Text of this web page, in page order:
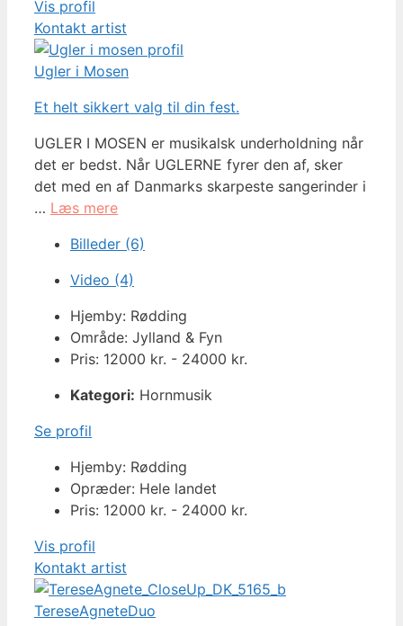
Vis profil
Kontakt artist
Ugler i Mosen
Et helt sikkert valg til din fest.
UGLER I MOSEN er musikalsk underholdning når
det er bedst. Når UGLERNE fyrer den af, sker
det med en af Danmarks skarpeste sangerinder i
… Læs mere
Billeder (6)
Video (4)
Hjemby: Rødding
Område: Jylland & Fyn
Pris: 12000 kr. - 24000 kr.
Kategori: Hornmusik
Se profil
Hjemby: Rødding
Opræder: Hele landet
Pris: 12000 kr. - 24000 kr.
Vis profil
Kontakt artist
TereseAgneteDuo